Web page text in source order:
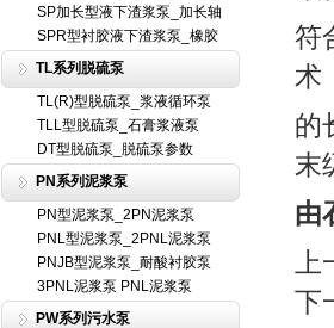
SP加长型液下渣浆泵_加长轴
SPR型衬胶液下渣浆泵_橡胶
TL系列脱硫泵
TL(R)型脱硫泵_浆液循环泵
TLL型脱硫泵_石膏浆液泵
DT型脱硫泵_脱硫泵参数
PN系列泥浆泵
PN型泥浆泵_2PN泥浆泵
PNL型泥浆泵_2PNL泥浆泵
PNJB型泥浆泵_耐酸衬胶泵
3PNL泥浆泵 PNL泥浆泵
PW系列污水泵
符
术
的
末
由
下